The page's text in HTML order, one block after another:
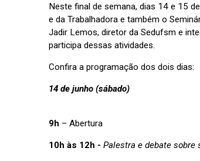
Neste final de semana, dias 14 e 15
e da Trabalhadora e também o
Jadir Lemos, diretor da Sedufsm e
participa dessas atividades.
Confira a programação dos dois dias:
14 de junho (sábado)
9h – Abertura
10h às 12h -Palestra e debate sobre